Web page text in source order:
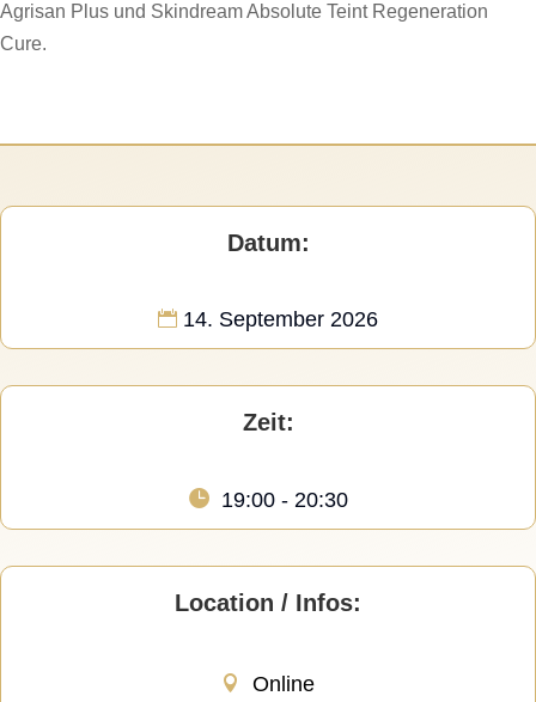
Agrisan Plus und Skindream Absolute Teint Regeneration
Cure.
Datum:
14. September 2026
Zeit:
19:00 - 20:30
Location / Infos:
Online